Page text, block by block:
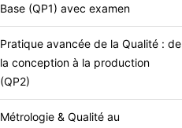
Base (QP1) avec examen
Pratique avancée de la Qualité : de
la conception à la production
(QP2)
Métrologie & Qualité au